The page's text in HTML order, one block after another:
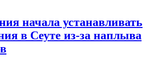
начала устанавливать
в Сеуте из-за наплыва